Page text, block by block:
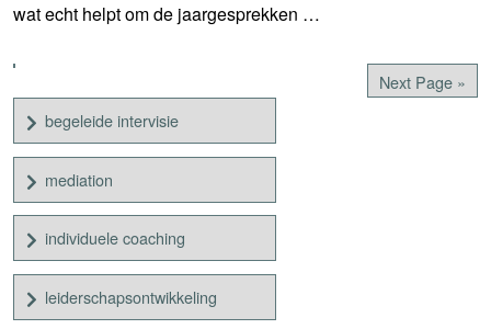
wat echt helpt om de jaargesprekken …
Next Page »
begeleide intervisie
mediation
individuele coaching
leiderschapsontwikkeling